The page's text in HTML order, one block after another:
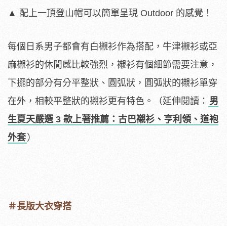
▲ 配上一頂登山帽可以簡單呈現 Outdoor 的感覺！
每個日系男子都會有白襯衫作為搭配，牛津襯衫或亞
麻襯衫的休閒感比較強烈，襯衫有個細節需要注意，
下擺的部分有分平整狀、圓弧狀，圓弧狀的襯衫單穿
在外，相較平整狀的襯衫更有特色。（延伸閱讀： 男
生夏天嚴選 3 款上著推薦：古巴襯衫、亨利領、道袍
外套）
＃長版大衣穿搭